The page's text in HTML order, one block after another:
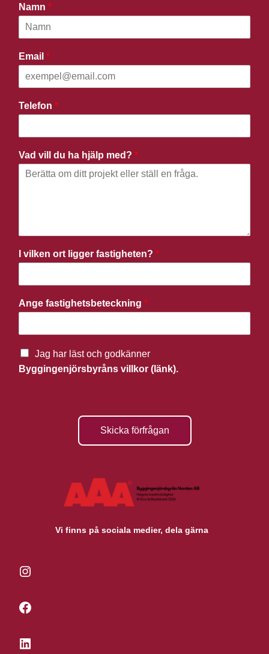
Namn *
Email *
Telefon *
Vad vill du ha hjälp med? *
I vilken ort ligger fastigheten? *
Ange fastighetsbeteckning *
Jag har läst och godkänner
Byggingenjörsbyråns villkor (länk).
Skicka förfrågan
Vi finns på sociala medier, dela gärna
Instagram
Facebook
LinkedIn